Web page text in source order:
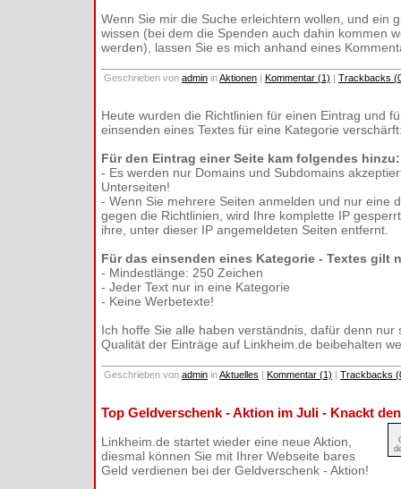
Wenn Sie mir die Suche erleichtern wollen, und ein
wissen (bei dem die Spenden auch dahin kommen
werden), lassen Sie es mich anhand eines
Geschrieben von admin inAktionen | Kommentar (1) | Trackbacks
Heute wurden die Richtlinien für einen Eintrag und
einsenden eines Textes für eine Kategorie
Für den Eintrag einer Seite kam folgendes hinzu:
- Es werden nur Domains und Subdomains
Unterseiten!
- Wenn Sie mehrere Seiten anmelden und nur eine
gegen die Richtlinien, wird Ihre komplette IP
ihre, unter dieser IP angemeldeten Seiten entfernt.
Für das einsenden eines Kategorie - Textes gilt
- Mindestlänge: 250 Zeichen
- Jeder Text nur in eine Kategorie
- Keine Werbetexte!
Ich hoffe Sie alle haben verständnis, dafür denn nur
Qualität der Einträge auf Linkheim.de beibehalten
Geschrieben von admin inAktuelles | Kommentar (1) | Trackbacks
Top Geldverschenk - Aktion im Juli - Knackt
Linkheim.de startet wieder eine neue Aktion,
diesmal können Sie mit Ihrer Webseite bares
Geld verdienen bei der Geldverschenk - Aktion!